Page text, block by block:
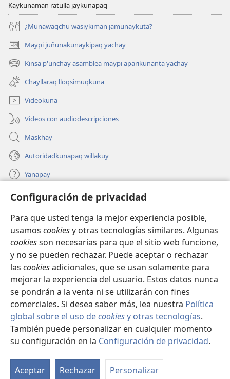
Configuración de privacidad
Para que usted tenga la mejor experiencia posible,
usamos cookiesy otras tecnologías similares. Algunas
cookiesson necesarias para que el sitio web funcione,
y no se pueden rechazar. Puede aceptar o rechazar
las cookiesadicionales, que se usan solamente para
mejorar la experiencia del usuario. Estos datos nunca
se pondrán a la venta ni se utilizarán con fines
comerciales. Si desea saber más, lea nuestra Política
global sobre el uso decookiesy otras tecnologías.
También puede personalizar en cualquier momento
su configuración en la Configuración de privacidad.
Aceptar Rechazar Personalizar
Kaykunaman ratulla jaykunapaq
¿Munawaqchu wasiykiman jamunaykuta?
Maypi juñunakunaykipaq yachay
(abre
una
nueva
ventana)
Kinsa p'unchay asamblea maypi aparikunanta yachay
(abre
una
nueva
ventana)
Chayllaraq lloqsimuqkuna
Videokuna
Videos con audiodescripciones
Maskhay
Autoridadkunapaq willakuy
Yanapay
Donacionta churanapaq
una
nueva
ventana)
INTERNETPI QELQANCHISKUNA Watchtower™
(abre
una
nueva
ventana)
JW Hub
(abre
una
nueva
ventana)
JW Library ®
Copyright© 2026 Watch Tower Bible and Tract Society of Pennsylvania.
IMATAN RUWAWAQ IMATAN MANA
|
DATOSKUNATA
WAQAYCHASQAYKUMANTA |CONFIGURACIÓN DE PRIVACIDAD